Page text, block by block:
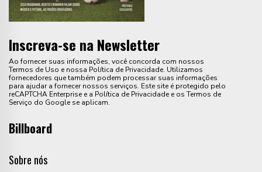
Inscreva-se na Newsletter
Ao fornecer suas informações, você concorda com nossos
Termos de Uso e nossa Política de Privacidade. Utilizamos
fornecedores que também podem processar suas informações
para ajudar a fornecer nossos serviços. Este site é protegido pelo
reCAPTCHA Enterprise e a Política de Privacidade e os Termos de
Serviço do Google se aplicam.
Billboard
Sobre nós